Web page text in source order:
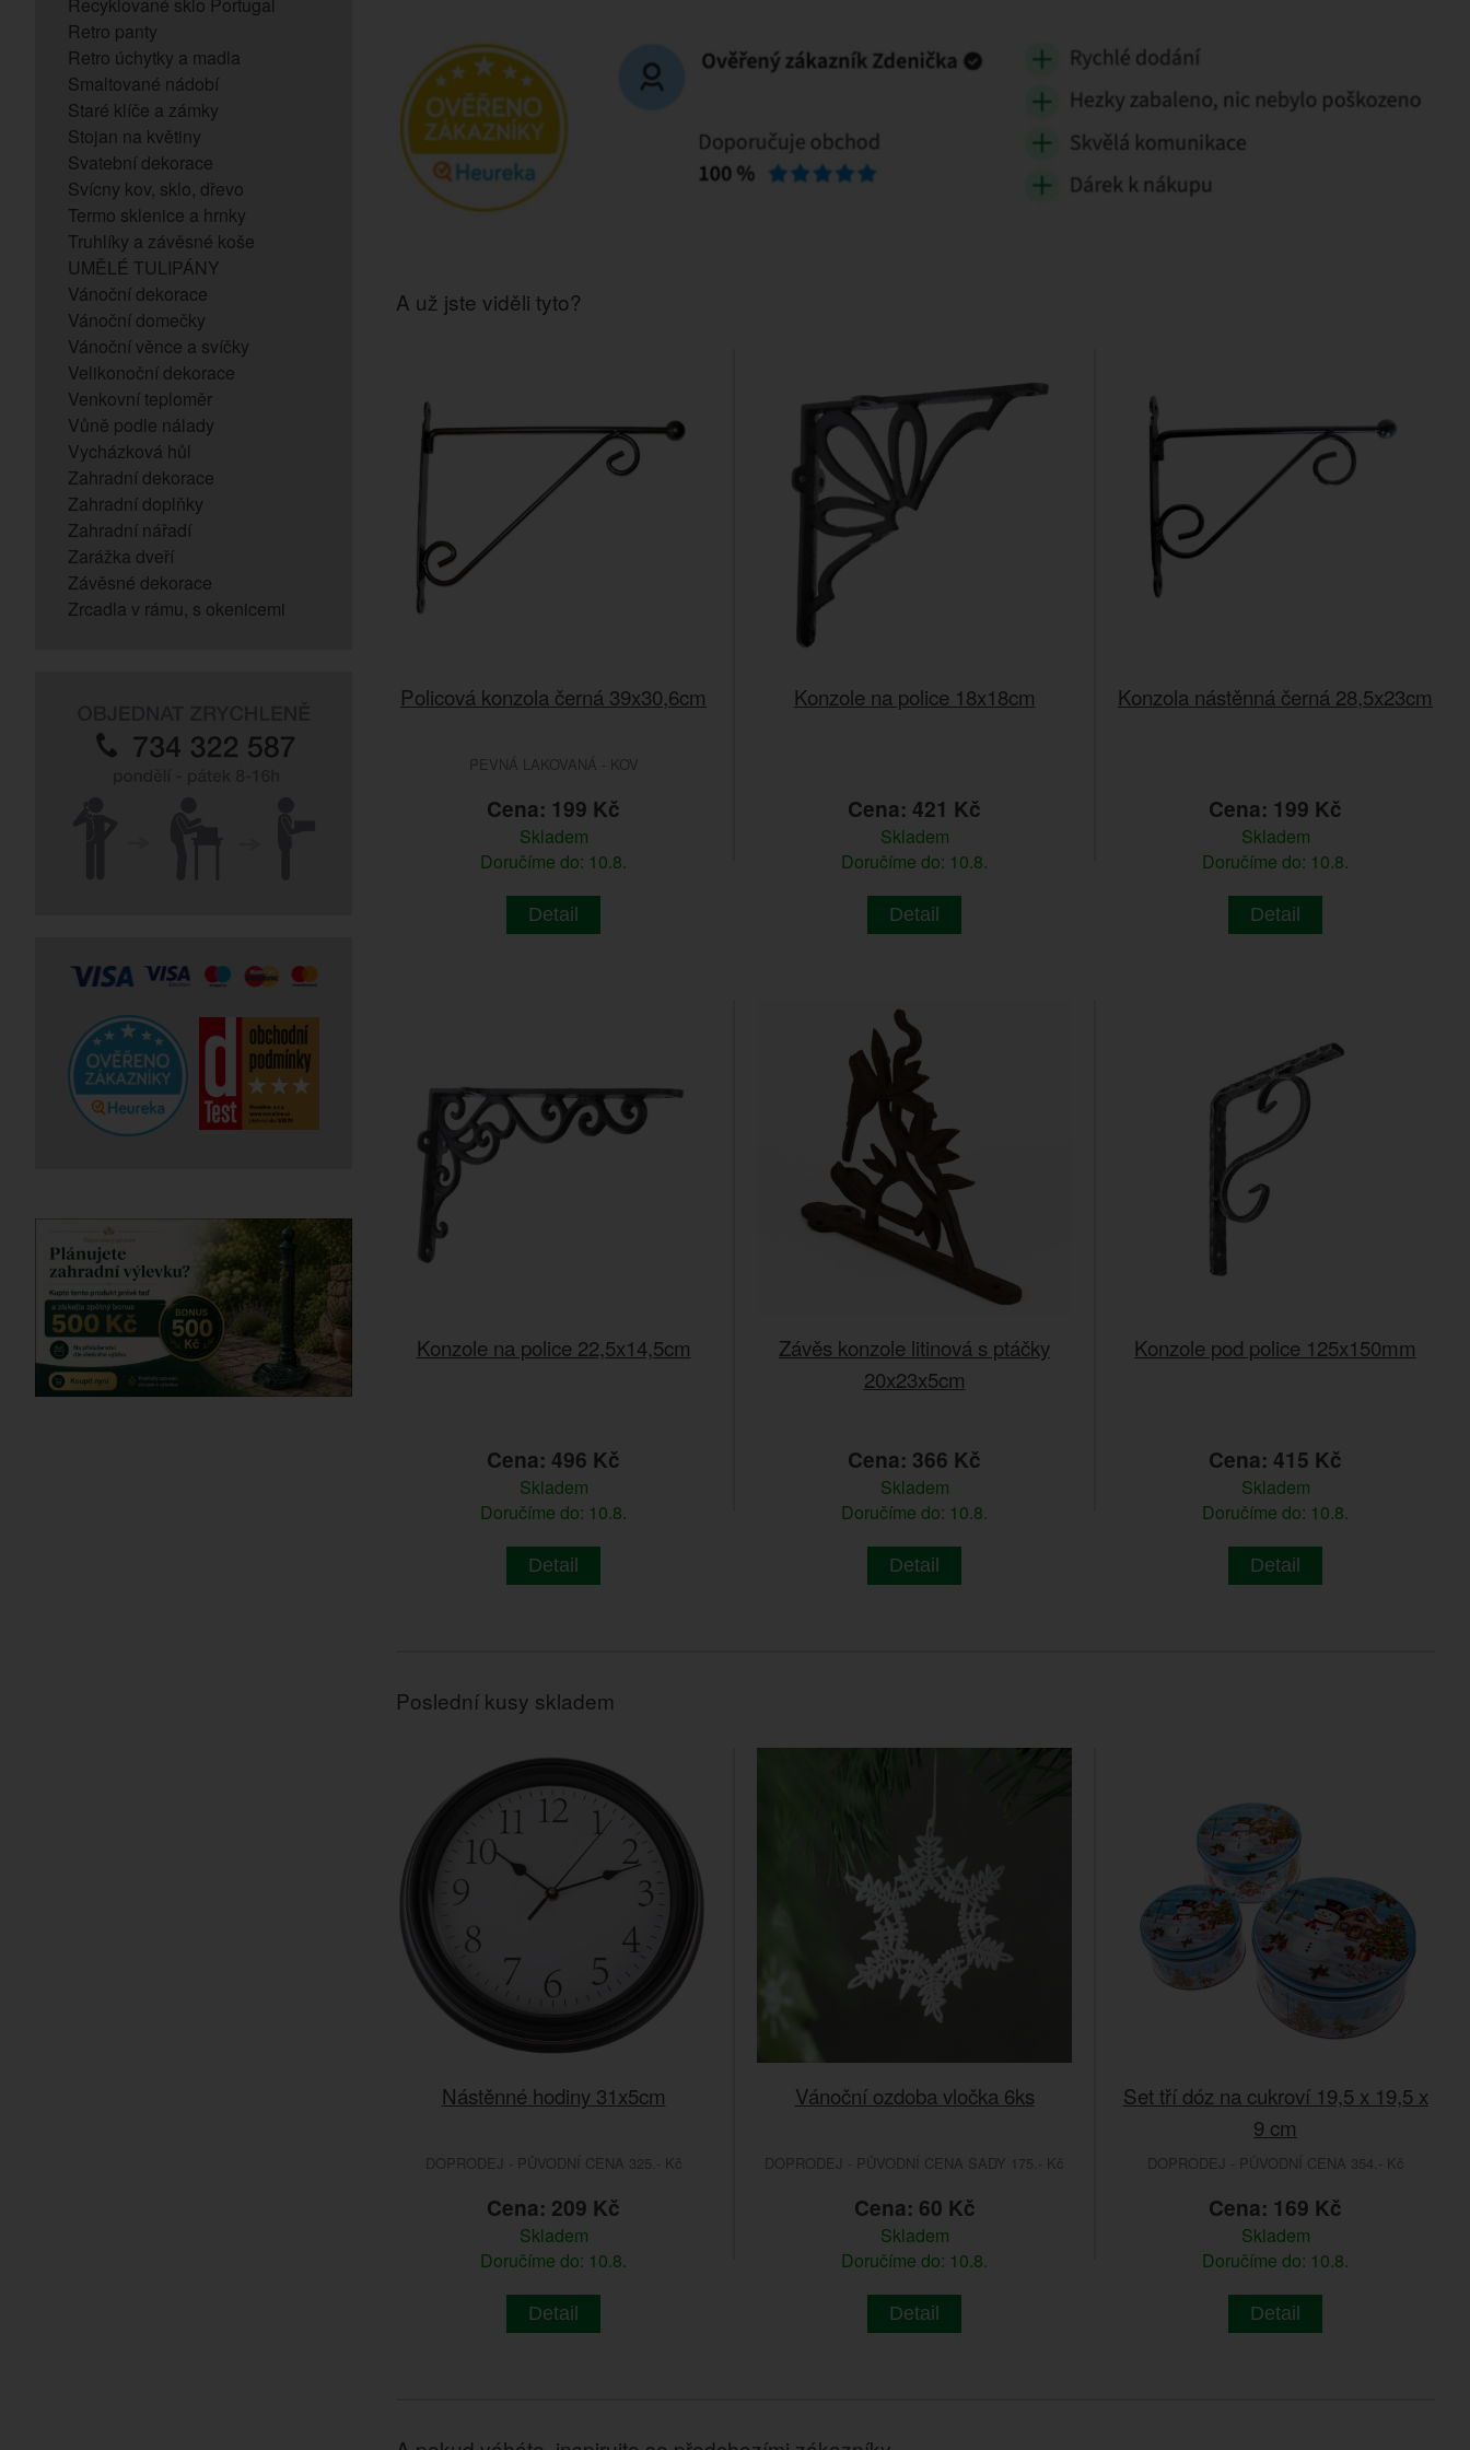
Retro panty
Retro úchytky a madla
Smaltované nádobí
Staré klíče a zámky
Stojan na květiny
Svatební dekorace
Svícny kov, sklo, dřevo
Termo sklenice a hrnky
Truhlíky a závěsné koše
UMĚLÉ TULIPÁNY
Vánoční dekorace
Vánoční domečky
Vánoční věnce a svíčky
Velikonoční dekorace
Venkovní teploměr
Vůně podle nálady
Vycházková hůl
Zahradní dekorace
Zahradní doplňky
Zahradní nářadí
Zarážka dveří
Závěsné dekorace
Zrcadla v rámu, s okenicemi
A už jste viděli tyto?
Policová konzola černá 39x30,6cm
PEVNÁ LAKOVANÁ - KOV
Cena: 199 Kč
Skladem
Doručíme do: 10.8.
Detail
Konzole na police 18x18cm
Cena: 421 Kč
Skladem
Doručíme do: 10.8.
Detail
Konzola nástěnná černá 28,5x23cm
Cena: 199 Kč
Skladem
Doručíme do: 10.8.
Detail
Konzole na police 22,5x14,5cm
Cena: 496 Kč
Skladem
Doručíme do: 10.8.
Detail
Závěs konzole litinová s ptáčky
20x23x5cm
Cena: 366 Kč
Skladem
Doručíme do: 10.8.
Detail
Konzole pod police 125x150mm
Cena: 415 Kč
Skladem
Doručíme do: 10.8.
Detail
Poslední kusy skladem
Nástěnné hodiny 31x5cm
DOPRODEJ - PŮVODNÍ CENA 325.- Kč
Cena: 209 Kč
Skladem
Doručíme do: 10.8.
Detail
Vánoční ozdoba vločka 6ks
DOPRODEJ - PŮVODNÍ CENA SADY 175.- Kč
Cena: 60 Kč
Skladem
Doručíme do: 10.8.
Detail
Set tří dóz na cukroví 19,5 x 19,5 x
9 cm
DOPRODEJ - PŮVODNÍ CENA 354.- Kč
Cena: 169 Kč
Skladem
Doručíme do: 10.8.
Detail